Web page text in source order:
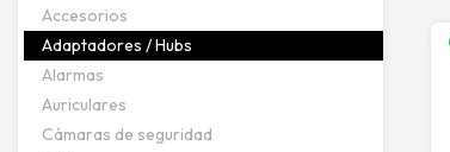
Accesorios
Adaptadores / Hubs
Alarmas
Auriculares
Cámaras de seguridad